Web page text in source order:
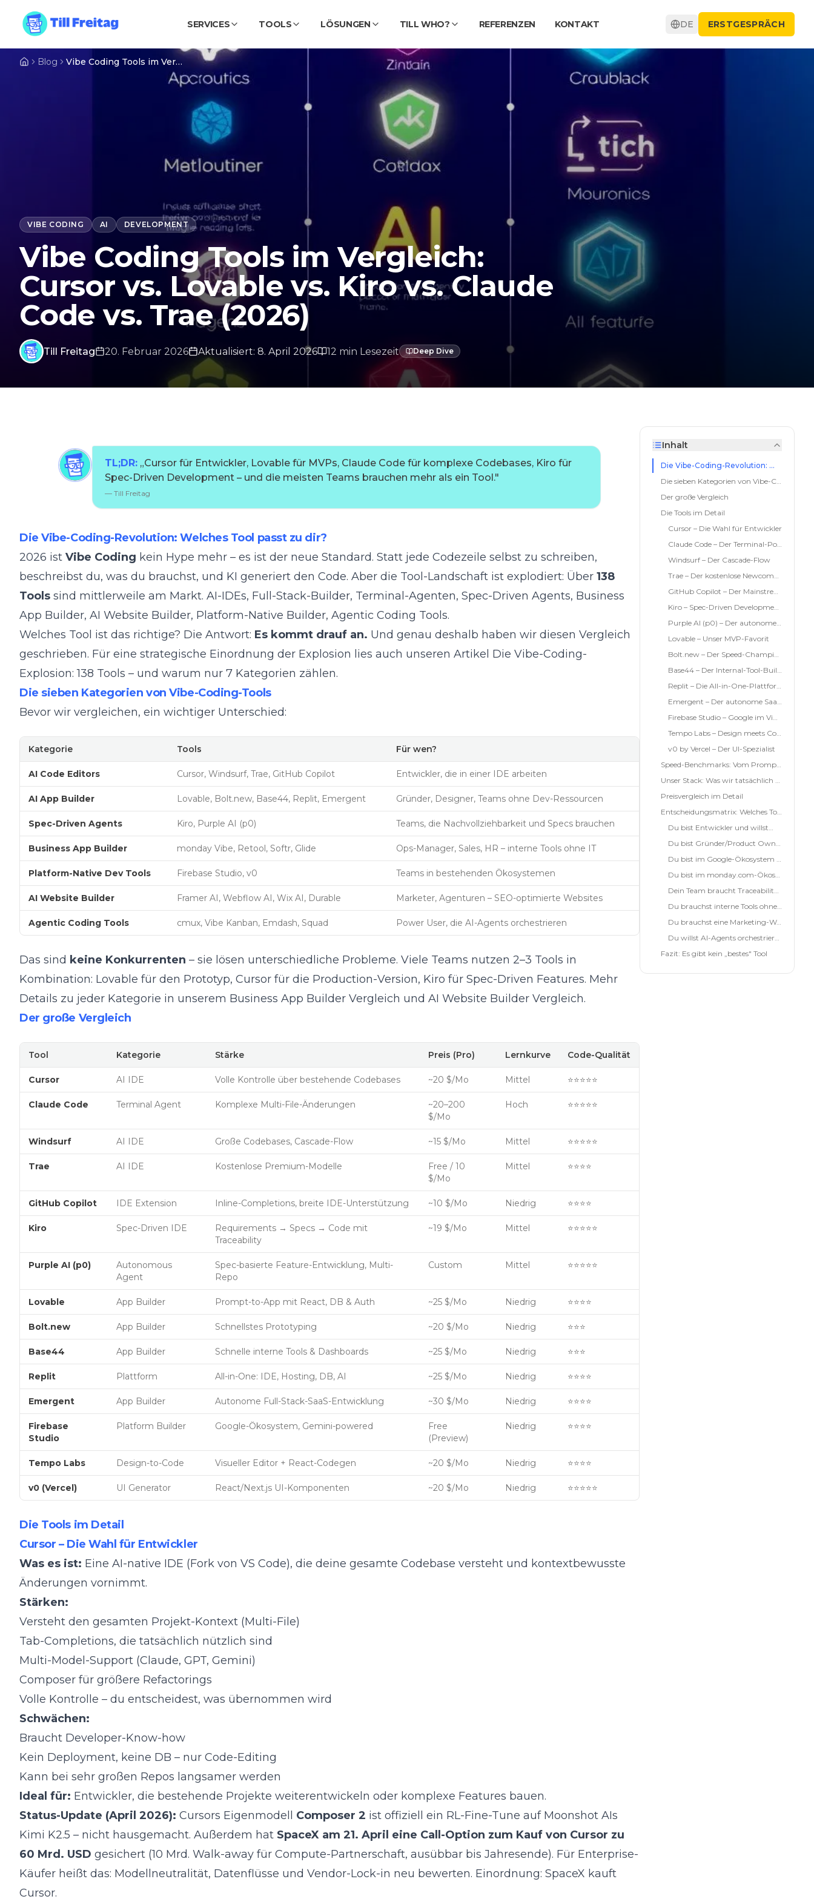
SERVICES TOOLS LÖSUNGEN TILL WHO? REFERENZEN KONTAKT DE ERSTGESPRÄCH
Blog Vibe Coding Tools im Vergleich: Cursor vs. Lovable vs. Kiro vs. Claude Code vs. Trae (2026)
VIBE CODING AI DEVELOPMENT
Vibe Coding Tools im Vergleich:
Cursor vs. Lovable vs. Kiro vs. Claude
Code vs. Trae (2026)
Till Freitag 20. Februar 2026 Aktualisiert: 8. April 2026 12 min Lesezeit Deep Dive
TL;DR: „Cursor für Entwickler, Lovable für MVPs, Claude Code für komplexe Codebases, Kiro für
Spec-Driven Development – und die meisten Teams brauchen mehr als ein Tool."
— Till Freitag
Die Vibe-Coding-Revolution: Welches Tool passt zu dir?
2026 ist Vibe Coding kein Hype mehr – es ist der neue Standard. Statt jede Codezeile selbst zu schreiben,
beschreibst du, was du brauchst, und KI generiert den Code. Aber die Tool-Landschaft ist explodiert: Über 138
Tools sind mittlerweile am Markt. AI-IDEs, Full-Stack-Builder, Terminal-Agenten, Spec-Driven Agents, Business
App Builder, AI Website Builder, Platform-Native Builder, Agentic Coding Tools.
Welches Tool ist das richtige? Die Antwort: Es kommt drauf an. Und genau deshalb haben wir diesen Vergleich
geschrieben. Für eine strategische Einordnung der Explosion lies auch unseren Artikel Die Vibe-Coding-
Explosion: 138 Tools – und warum nur 7 Kategorien zählen.
Die sieben Kategorien von Vibe-Coding-Tools
Bevor wir vergleichen, ein wichtiger Unterschied:
Kategorie Tools Für wen?
AI Code Editors Cursor, Windsurf, Trae, GitHub Copilot Entwickler, die in einer IDE arbeiten
AI App Builder Lovable, Bolt.new, Base44, Replit, Emergent Gründer, Designer, Teams ohne Dev-Ressourcen
Spec-Driven Agents Kiro, Purple AI (p0) Teams, die Nachvollziehbarkeit und Specs brauchen
Business App Builder monday Vibe, Retool, Softr, Glide Ops-Manager, Sales, HR – interne Tools ohne IT
Platform-Native Dev Tools Firebase Studio, v0 Teams in bestehenden Ökosystemen
AI Website Builder Framer AI, Webflow AI, Wix AI, Durable Marketer, Agenturen – SEO-optimierte Websites
Agentic Coding Tools cmux, Vibe Kanban, Emdash, Squad Power User, die AI-Agents orchestrieren
Das sind keine Konkurrenten – sie lösen unterschiedliche Probleme. Viele Teams nutzen 2–3 Tools in
Kombination: Lovable für den Prototyp, Cursor für die Production-Version, Kiro für Spec-Driven Features. Mehr
Details zu jeder Kategorie in unserem Business App Builder Vergleich und AI Website Builder Vergleich.
Der große Vergleich
Tool Kategorie Stärke Preis (Pro) Lernkurve Code-Qualität
Cursor AI IDE Volle Kontrolle über bestehende Codebases ~20 $/Mo Mittel ⭐⭐⭐⭐⭐
Claude Code Terminal Agent Komplexe Multi-File-Änderungen
~20–200
$/Mo
Hoch ⭐⭐⭐⭐⭐
Windsurf AI IDE Große Codebases, Cascade-Flow ~15 $/Mo Mittel ⭐⭐⭐⭐⭐
Trae AI IDE Kostenlose Premium-Modelle
Free / 10
$/Mo
Mittel ⭐⭐⭐⭐
GitHub Copilot IDE Extension Inline-Completions, breite IDE-Unterstützung ~10 $/Mo Niedrig ⭐⭐⭐⭐
Kiro Spec-Driven IDE
Requirements → Specs → Code mit
Traceability
~19 $/Mo Mittel ⭐⭐⭐⭐⭐
Purple AI (p0)
Autonomous
Agent
Spec-basierte Feature-Entwicklung, Multi-
Repo
Custom Mittel ⭐⭐⭐⭐⭐
Lovable App Builder Prompt-to-App mit React, DB & Auth ~25 $/Mo Niedrig ⭐⭐⭐⭐
Bolt.new App Builder Schnellstes Prototyping ~20 $/Mo Niedrig ⭐⭐⭐
Base44 App Builder Schnelle interne Tools & Dashboards ~25 $/Mo Niedrig ⭐⭐⭐
Replit Plattform All-in-One: IDE, Hosting, DB, AI ~25 $/Mo Niedrig ⭐⭐⭐⭐
Emergent App Builder Autonome Full-Stack-SaaS-Entwicklung ~30 $/Mo Niedrig ⭐⭐⭐⭐
Firebase
Studio
Platform Builder Google-Ökosystem, Gemini-powered
Free
(Preview)
Niedrig ⭐⭐⭐⭐
Tempo Labs Design-to-Code Visueller Editor + React-Codegen ~20 $/Mo Niedrig ⭐⭐⭐⭐
v0 (Vercel) UI Generator React/Next.js UI-Komponenten ~20 $/Mo Niedrig ⭐⭐⭐⭐⭐
Die Tools im Detail
Cursor – Die Wahl für Entwickler
Was es ist: Eine AI-native IDE (Fork von VS Code), die deine gesamte Codebase versteht und kontextbewusste
Änderungen vornimmt.
Stärken:
Versteht den gesamten Projekt-Kontext (Multi-File)
Tab-Completions, die tatsächlich nützlich sind
Multi-Model-Support (Claude, GPT, Gemini)
Composer für größere Refactorings
Volle Kontrolle – du entscheidest, was übernommen wird
Schwächen:
Braucht Developer-Know-how
Kein Deployment, keine DB – nur Code-Editing
Kann bei sehr großen Repos langsamer werden
Ideal für: Entwickler, die bestehende Projekte weiterentwickeln oder komplexe Features bauen.
Status-Update (April 2026): Cursors Eigenmodell Composer 2 ist offiziell ein RL-Fine-Tune auf Moonshot AIs
Kimi K2.5 – nicht hausgemacht. Außerdem hat SpaceX am 21. April eine Call-Option zum Kauf von Cursor zu
60 Mrd. USD gesichert (10 Mrd. Walk-away für Compute-Partnerschaft, ausübbar bis Jahresende). Für Enterprise-
Käufer heißt das: Modellneutralität, Datenflüsse und Vendor-Lock-in neu bewerten. Einordnung: SpaceX kauft
Cursor.
Inhalt
Die Vibe-Coding-Revolution: Welches Tool passt zu dir?
Die sieben Kategorien von Vibe-Coding-Tools
Der große Vergleich
Die Tools im Detail
Cursor – Die Wahl für Entwickler
Claude Code – Der Terminal-Poweruser
Windsurf – Der Cascade-Flow
Trae – Der kostenlose Newcomer (ByteDance)
GitHub Copilot – Der Mainstream-Standard
Kiro – Spec-Driven Development (AWS)
Purple AI (p0) – Der autonome Feature-Agent
Lovable – Unser MVP-Favorit
Bolt.new – Der Speed-Champion
Base44 – Der Internal-Tool-Builder
Replit – Die All-in-One-Plattform
Emergent – Der autonome SaaS-Builder
Firebase Studio – Google im Vibe-Coding-Markt
Tempo Labs – Design meets Code
v0 by Vercel – Der UI-Spezialist
Speed-Benchmarks: Vom Prompt zum Prototyp
Unser Stack: Was wir tatsächlich nutzen
Preisvergleich im Detail
Entscheidungsmatrix: Welches Tool für welchen Use Case?
Du bist Entwickler und willst…
Du bist Gründer/Product Owner und willst…
Du bist im Google-Ökosystem und willst…
Du bist im monday.com-Ökosystem und willst…
Dein Team braucht Traceability und willst…
Du brauchst interne Tools ohne IT…
Du brauchst eine Marketing-Website…
Du willst AI-Agents orchestrieren…
Fazit: Es gibt kein „bestes" Tool